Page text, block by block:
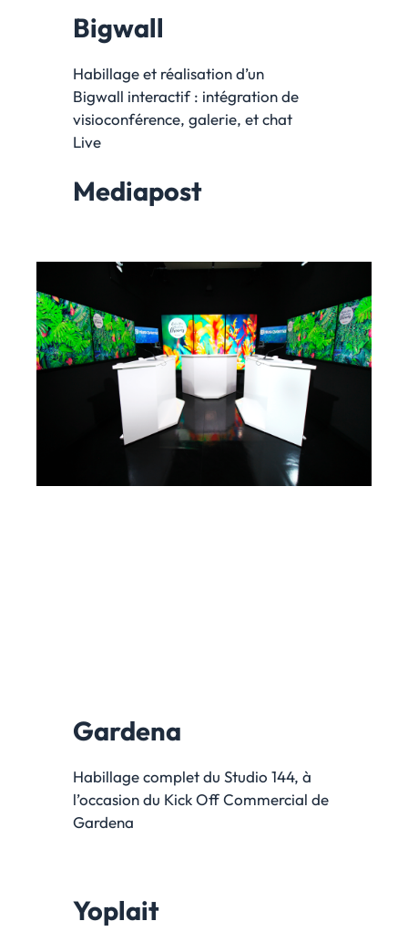
Bigwall
Habillage et réalisation d’un
Bigwall interactif : intégration de
visioconférence, galerie, et chat
Live
Mediapost
Gardena
Habillage complet du Studio 144, à
l’occasion du Kick Off Commercial de
Gardena
Yoplait